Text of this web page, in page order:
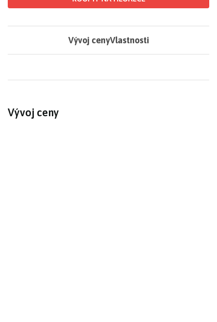
Vývoj cenyVlastnosti
Vývoj ceny